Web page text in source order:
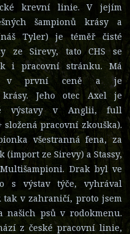
krevní linie. V jejím
šampionů krásy a
Tyler) je téměř čisté
ze Sirevy, tato CHS se
i pracovní stránku. Má
v první ceně a je
krásy. Jeho otec Axel je
výstavy v Anglii, full
pracovní zkouška).
všestranná fena, za
ze Sirevy) a Stassy,
Drak byl ve
s výstav týče, vyhrával
tak v zahraničí, proto jsem
našich psů v rodokmenu.
z české pracovní linie,